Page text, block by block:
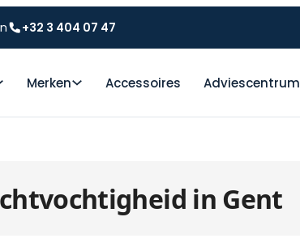
+32 3 404 07 47
Merken Accessoires Adviescentrum
in Gent